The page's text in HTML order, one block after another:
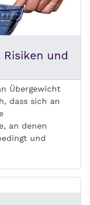
und
Übergewicht
dass sich an
an denen
und